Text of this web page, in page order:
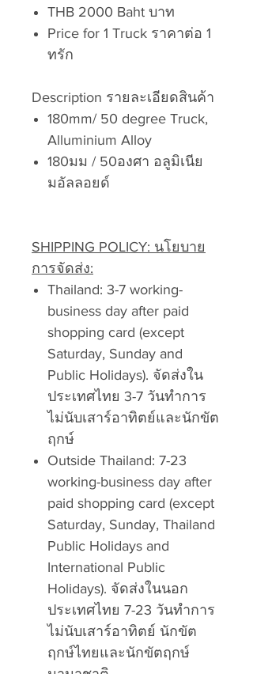
THB 2000 Baht บาท
Price for 1 Truck ราคาต่อ 1
ทรัก
Description รายละเอียดสินค้า
180mm/ 50 degree Truck,
Alluminium Alloy
180มม / 50องศา อลูมิเนีย
มอัลลอยด์
SHIPPING POLICY: นโยบาย
การจัดส่ง:
Thailand: 3-7 working-
business day after paid
shopping card (except
Saturday, Sunday and
Public Holidays). จัดส่งใน
ประเทศไทย 3-7 วันทำการ
ไม่นับเสาร์อาทิตย์และนักขัต
ฤกษ์
Outside Thailand: 7-23
working-business day after
paid shopping card (except
Saturday, Sunday, Thailand
Public Holidays and
International Public
Holidays). จัดส่งในนอก
ประเทศไทย 7-23 วันทำการ
ไม่นับเสาร์อาทิตย์ นักขัต
ฤกษ์ไทยและนักขัตฤกษ์